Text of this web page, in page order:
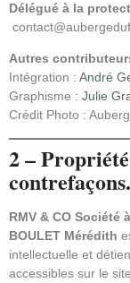
Délégué à la
Autres
Intégration : André
Graphisme : Julie
Crédit Photo :
2 –
contrefaçons.
RMV & CO Société
BOULET Mérédith
intellectuelle et
accessibles sur le